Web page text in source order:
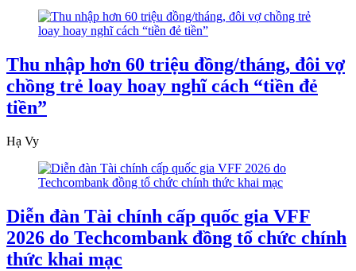
Thu nhập hơn 60 triệu đồng/tháng, đôi vợ
chồng trẻ loay hoay nghĩ cách “tiền đẻ
tiền”
Hạ Vy
Diễn đàn Tài chính cấp quốc gia VFF
2026 do Techcombank đồng tổ chức chính
thức khai mạc